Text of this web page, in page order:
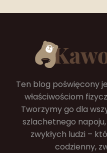
Ten blog poświęcony
właściwościom
Tworzymy go dla
szlachetnego
zwykłych ludzi –
codzienny,